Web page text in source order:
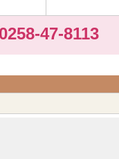
0258-47-8113